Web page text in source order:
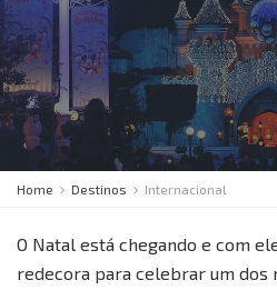
Home Destinos Internacional
O Natal está chegando e com
redecora para celebrar um dos